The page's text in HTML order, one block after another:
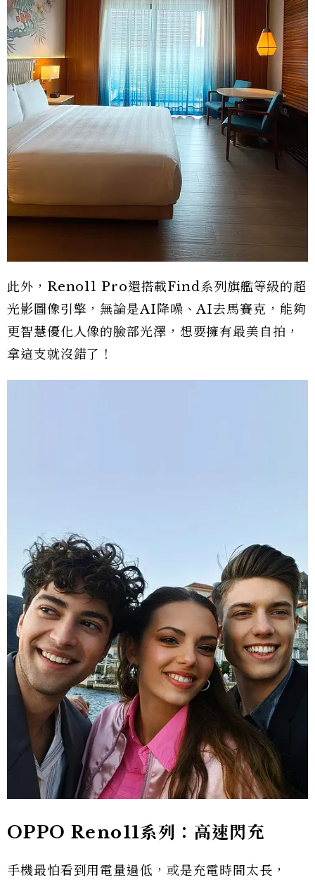
此外，Reno11 Pro還搭載Find系列旗艦等級的超
光影圖像引擎，無論是AI降噪、AI去馬賽克，能夠
更智慧優化人像的臉部光澤，想要擁有最美自拍，
拿這支就沒錯了！
OPPO Reno11系列：高速閃充
手機最怕看到用電量過低，或是充電時間太長，